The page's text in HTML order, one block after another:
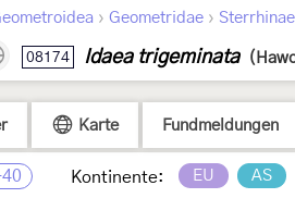
› Geometridae › Sterrhinae
08174 Idaea trigeminata
Karte Fundmeldungen
Kontinente: EU AS